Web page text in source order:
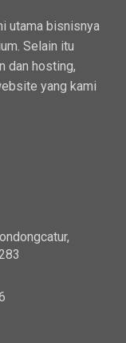
utama bisnisnya
Selain itu
dan hosting,
yang kami